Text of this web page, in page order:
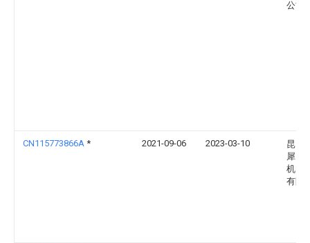
公司
CN115773866A * 2021-09-06 2023-03-10
昆山
犀自
机电
有限